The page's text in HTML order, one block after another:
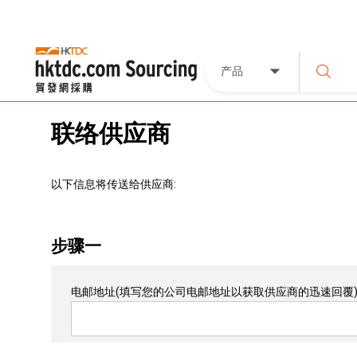
产品
联络供应商
以下信息将传送给供应商:
步骤一
电邮地址(填写您的公司电邮地址以获取供应商的迅速回覆)